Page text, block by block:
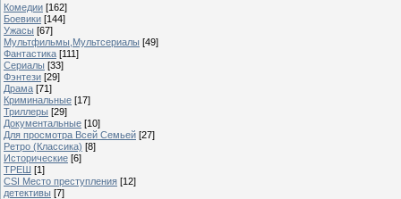
Комедии [162]
Боевики [144]
Ужасы [67]
Мультфильмы,Мультсериалы [49]
Фантастика [111]
Сериалы [33]
Фэнтези [29]
Драма [71]
Криминальные [17]
Триллеры [29]
Документальные [10]
Для просмотра Всей Семьей [27]
Ретро (Классика) [8]
Исторические [6]
ТРЕШ [1]
CSI Место преступления [12]
детективы [7]